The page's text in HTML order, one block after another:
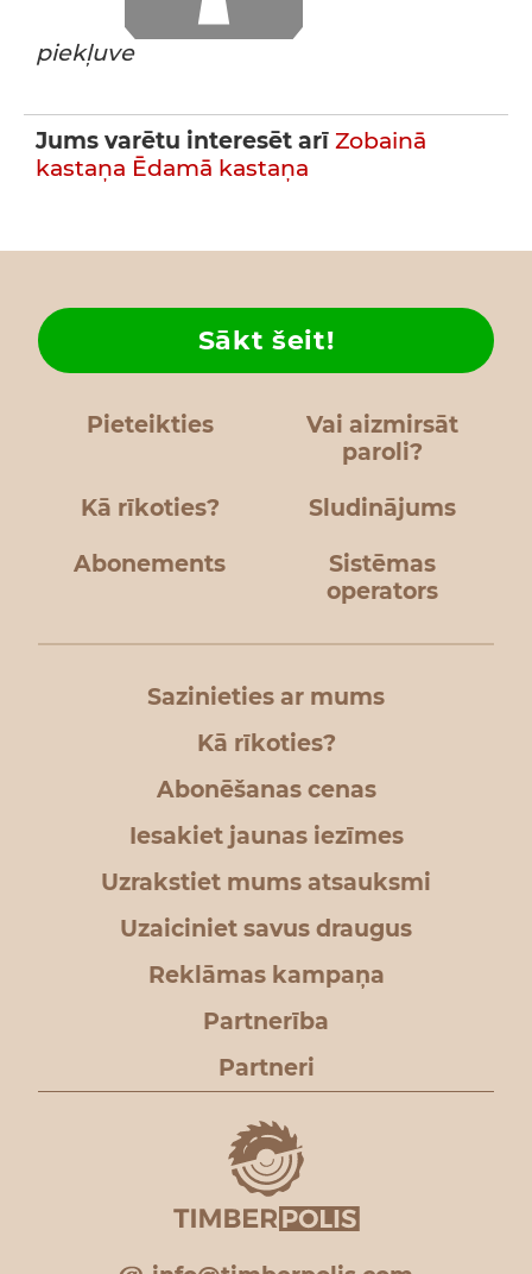
piekļuve
Jums varētu interesēt arī Zobainā
kastaņa Ēdamā kastaņa
Pieteikties
Vai aizmirsāt
paroli?
Kā rīkoties?
Sākt šeit!
Sludinājums
Abonements
Sistēmas
operators
Sazinieties ar mums
Kā rīkoties?
Abonēšanas cenas
Iesakiet jaunas iezīmes
Uzrakstiet mums atsauksmi
Uzaiciniet savus draugus
Reklāmas kampaņa
Partnerība
Partneri